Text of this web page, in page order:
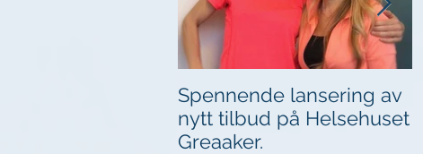
Spennende lansering av
nytt tilbud på Helsehuset
Greaaker.